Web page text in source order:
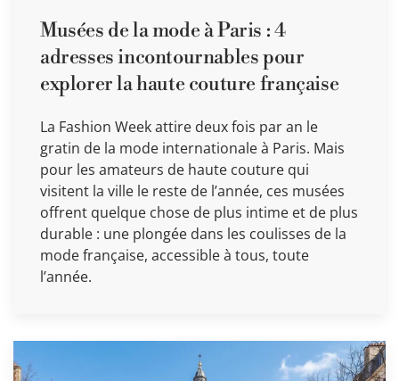
Musées de la mode à Paris : 4
adresses incontournables pour
explorer la haute couture française
La Fashion Week attire deux fois par an le
gratin de la mode internationale à Paris. Mais
pour les amateurs de haute couture qui
visitent la ville le reste de l’année, ces musées
offrent quelque chose de plus intime et de plus
durable : une plongée dans les coulisses de la
mode française, accessible à tous, toute
l’année.